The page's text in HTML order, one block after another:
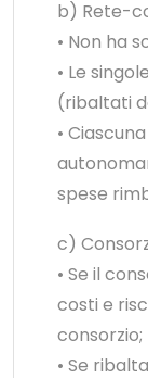
b) Rete-
• Non ha
• Le
(ribaltati
•
spese
c)
• Se il
costi e
consorzio;
• Se